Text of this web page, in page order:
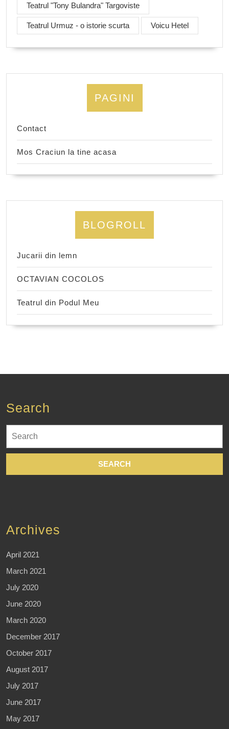
Teatrul "Tony Bulandra" Targoviste
Teatrul Urmuz - o istorie scurta Voicu Hetel
PAGINI
Contact
Mos Craciun la tine acasa
BLOGROLL
Jucarii din lemn
OCTAVIAN COCOLOS
Teatrul din Podul Meu
Search
for:
Archives
April 2021
March 2021
July 2020
June 2020
March 2020
December 2017
October 2017
August 2017
July 2017
June 2017
May 2017